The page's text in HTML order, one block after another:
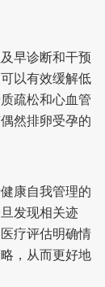
早诊断和干预
以有效缓解低
疏松和心血管
然排卵受孕的
康自我管理的
发现相关迹
疗评估明确情
，从而更好地